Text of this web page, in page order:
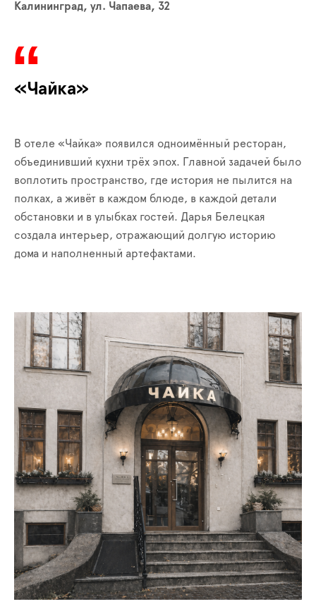
Калининград, ул. Чапаева, 32
«Чайка»
В отеле «Чайка» появился одноимённый ресторан,
объединивший кухни трёх эпох. Главной задачей было
воплотить пространство, где история не пылится на
полках, а живёт в каждом блюде, в каждой детали
обстановки и в улыбках гостей. Дарья Белецкая
создала интерьер, отражающий долгую историю
дома и наполненный артефактами.